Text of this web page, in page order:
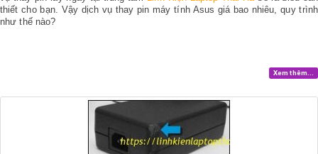
thiết cho bạn. Vậy dịch vụ thay pin máy tính Asus giá bao nhiêu, quy trình
như thế nào?
Xem thêm...